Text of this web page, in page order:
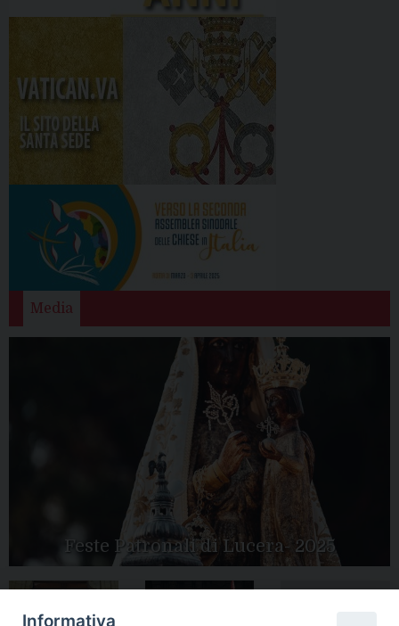
Media
Feste Patronali di Lucera- 2025
Informativa